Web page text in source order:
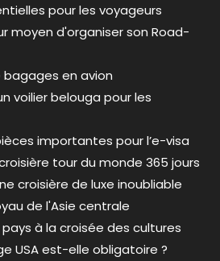
pour les voyageurs
moyen d'organiser son Road-
en avion
voilier belouga pour les
importantes pour l’e-visa
tour du monde 365 jours
croisière de luxe inoubliable
de l'Asie centrale
pays à la croisée des cultures
USA est-elle obligatoire ?